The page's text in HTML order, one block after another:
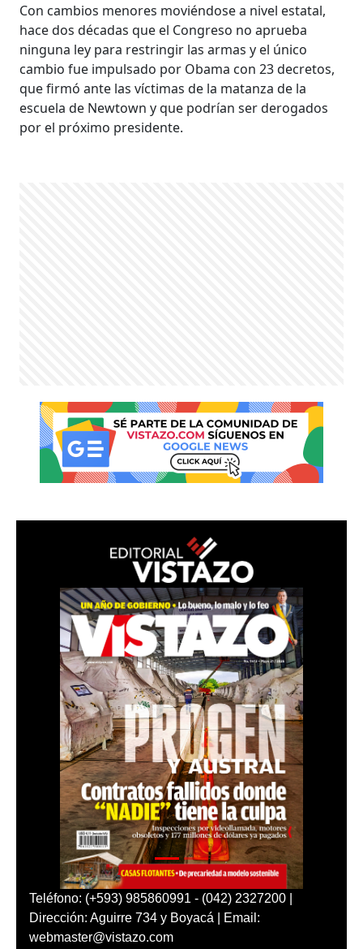
Con cambios menores moviéndose a nivel estatal,
hace dos décadas que el Congreso no aprueba
ninguna ley para restringir las armas y el único
cambio fue impulsado por Obama con 23 decretos,
que firmó ante las víctimas de la matanza de la
escuela de Newtown y que podrían ser derogados
por el próximo presidente.
Teléfono: (+593) 985860991 - (042) 2327200 |
Dirección: Aguirre 734 y Boyacá | Email:
webmaster@vistazo.com